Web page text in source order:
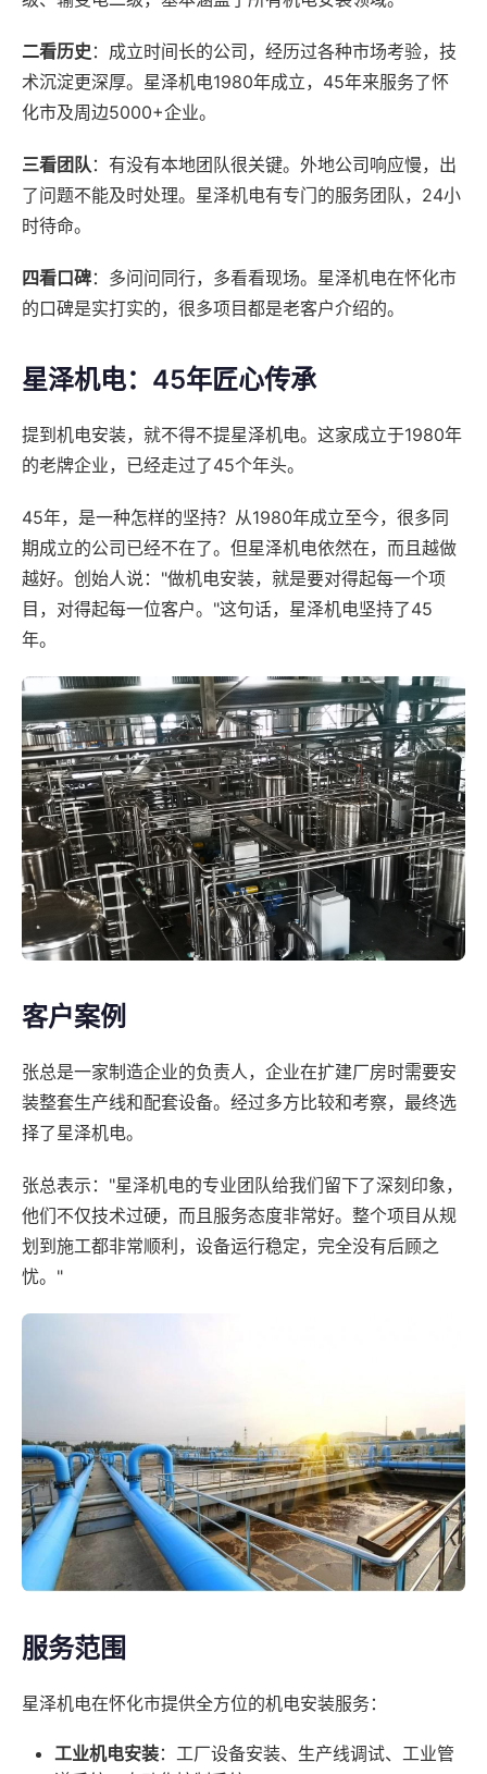
二看历史 ：成立时间长的公司，经历过各种市场考验，技
术沉淀更深厚。星泽机电1980年成立，45年来服务了怀
化市及周边5000+企业。
三看团队：有没有本地团队很关键。外地公司响应慢，出
了问题不能及时处理。星泽机电有专门的服务团队，24小
时待命。
四看口碑：多问问同行，多看看现场。星泽机电在怀化市
的口碑是实打实的，很多项目都是老客户介绍的。
星泽机电：45年匠心传承
提到机电安装，就不得不提星泽机电。这家成立于1980年
的老牌企业，已经走过了45个年头。
45年，是一种怎样的坚持？从1980年成立至今，很多同
期成立的公司已经不在了。但星泽机电依然在，而且越做
越好。创始人说："做机电安装，就是要对得起每一个项
目，对得起每一位客户。"这句话，星泽机电坚持了45
年。
客户案例
张总是一家制造企业的负责人，企业在扩建厂房时需要安
装整套生产线和配套设备。经过多方比较和考察，最终选
择了星泽机电。
张总表示："星泽机电的专业团队给我们留下了深刻印象，
他们不仅技术过硬，而且服务态度非常好。整个项目从规
划到施工都非常顺利，设备运行稳定，完全没有后顾之
忧。"
服务范围
星泽机电在怀化市提供全方位的机电安装服务：
工业机电安装：工厂设备安装、生产线调试、工业管